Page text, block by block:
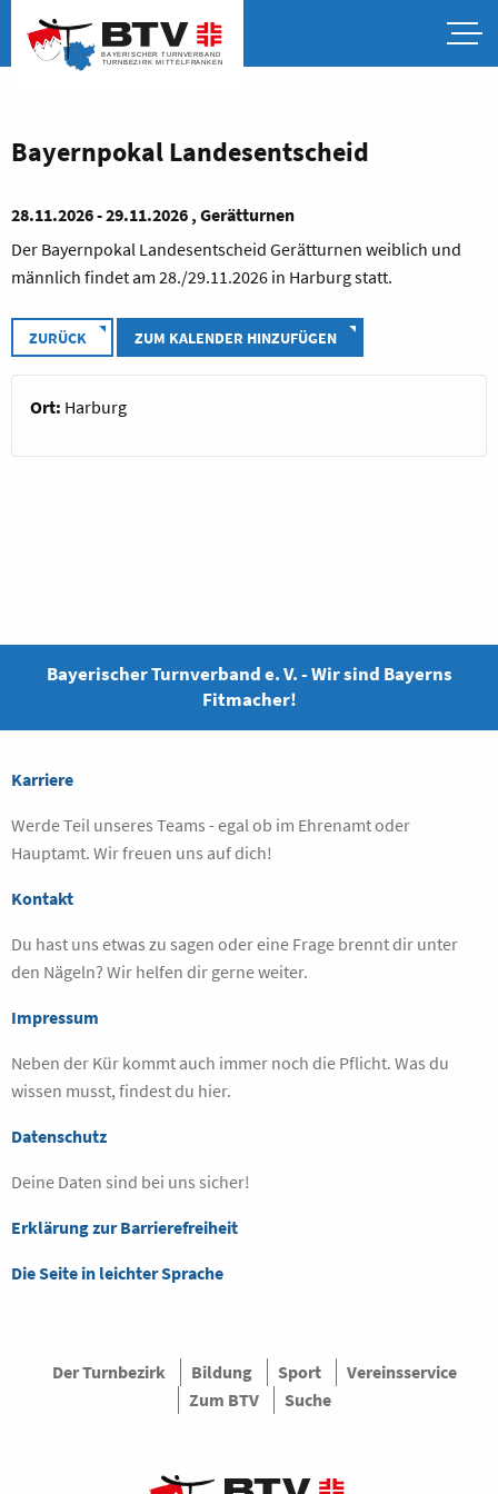
Bayernpokal Landesentscheid
28.11.2026 - 29.11.2026 , Gerätturnen
Der Bayernpokal Landesentscheid Gerätturnen weiblich und
männlich findet am 28./29.11.2026 in Harburg statt.
ZURÜCK ZUM KALENDER HINZUFÜGEN
Ort: Harburg
Bayerischer Turnverband e. V. - Wir sind Bayerns
Fitmacher!
Karriere
Werde Teil unseres Teams - egal ob im Ehrenamt oder
Hauptamt. Wir freuen uns auf dich!
Kontakt
Du hast uns etwas zu sagen oder eine Frage brennt dir unter
den Nägeln? Wir helfen dir gerne weiter.
Impressum
Neben der Kür kommt auch immer noch die Pflicht. Was du
wissen musst, findest du hier.
Datenschutz
Deine Daten sind bei uns sicher!
Erklärung zur Barrierefreiheit
Die Seite in leichter Sprache
Der Turnbezirk Bildung Sport
Vereinsservice
Zum BTV
Suche